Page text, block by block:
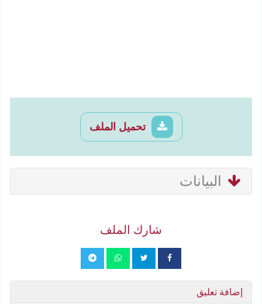
تحميل الملف
البيانات
شارك الملف
إضافة تعليق